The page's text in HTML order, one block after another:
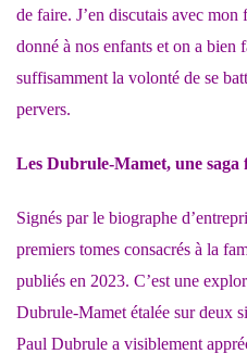
de faire. J’en discutais avec
donné à nos enfants et on a bien
suffisamment la volonté de se
pervers.
Les Dubrule-Mamet, une saga
Signés par le biographe
premiers tomes consacrés à la
publiés en 2023. C’est une
Dubrule-Mamet étalée sur deux
Paul Dubrule a visiblement